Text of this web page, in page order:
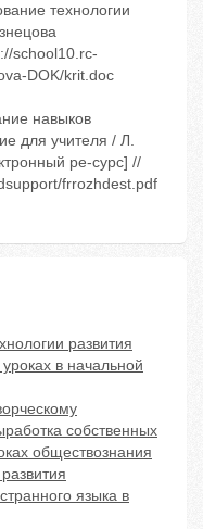
технологии
school10.rc-
DOK/krit.doc
навыков
для учителя / Л.
ре-сурс] //
frrozhdest.pdf
развития
в начальной
собственных
обществознания
языка в